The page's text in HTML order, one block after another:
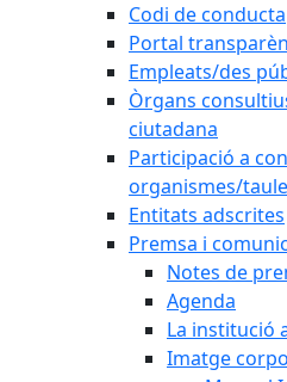
Codi de conducta
Portal
Empleats/des
Òrgans
ciutadana
Participació a
organismes/
Entitats adscrites
Premsa i
Notes de
Agenda
La institució
Imatge